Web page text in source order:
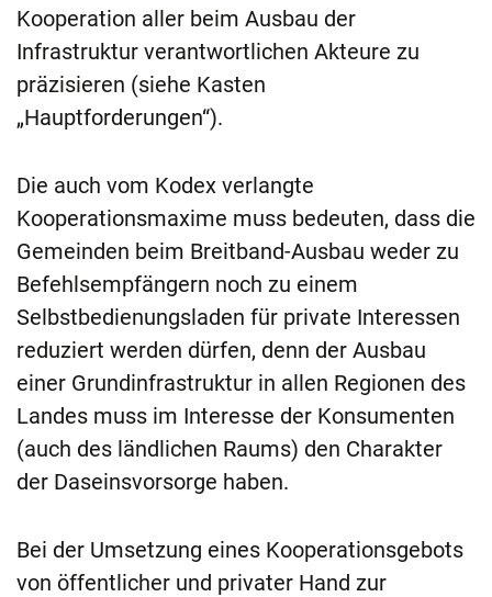
Kooperation aller beim Ausbau der
Infrastruktur verantwortlichen Akteure zu
präzisieren (siehe Kasten
„Hauptforderungen“).
Die auch vom Kodex verlangte
Kooperationsmaxime muss bedeuten, dass die
Gemeinden beim Breitband-Ausbau weder zu
Befehlsempfängern noch zu einem
Selbstbedienungsladen für private Interessen
reduziert werden dürfen, denn der Ausbau
einer Grundinfrastruktur in allen Regionen des
Landes muss im Interesse der Konsumenten
(auch des ländlichen Raums) den Charakter
der Daseinsvorsorge haben.
Bei der Umsetzung eines Kooperationsgebots
von öffentlicher und privater Hand zur